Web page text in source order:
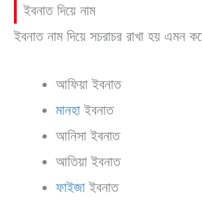
ইবনাত দিয়ে নাম
ইবনাত নাম দিয়ে সচরাচর রাখা হয় এমন
আফিয়া ইবনাত
মানহা ইবনাত
আনিসা ইবনাত
আতিয়া ইবনাত
ফাইজা ইবনাত